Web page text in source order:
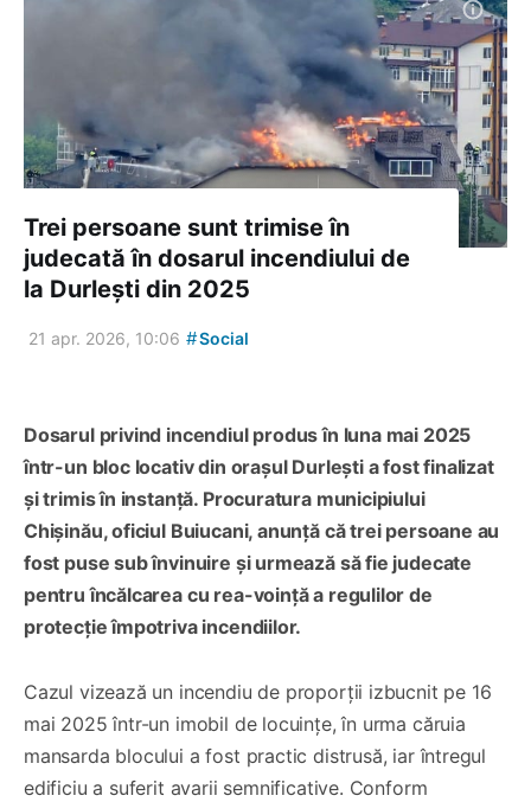
Trei persoane sunt trimise în
judecată în dosarul incendiului de
la Durlești din 2025
21 apr. 2026, 10:06 #Social
Dosarul privind incendiul produs în luna mai 2025
într-un bloc locativ din orașul Durlești a fost finalizat
și trimis în instanță. Procuratura municipiului
Chișinău, oficiul Buiucani, anunță că trei persoane au
fost puse sub învinuire și urmează să fie judecate
pentru încălcarea cu rea-voință a regulilor de
protecție împotriva incendiilor.
Cazul vizează un incendiu de proporții izbucnit pe 16
mai 2025 într-un imobil de locuințe, în urma căruia
mansarda blocului a fost practic distrusă, iar întregul
edificiu a suferit avarii semnificative. Conform